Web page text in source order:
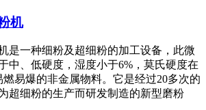
机
是一种细粉及超细粉的加工设备，此微
中、低硬度，湿度小于6%，莫氏硬度在
易爆的非金属物料。它是经过20多次的
超细粉的生产而研发制造的新型磨粉